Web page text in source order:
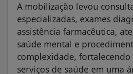
A mobilização levou
especializadas, exames
assistência farmacêutica,
saúde mental e
complexidade, fortalecendo
serviços de saúde em uma